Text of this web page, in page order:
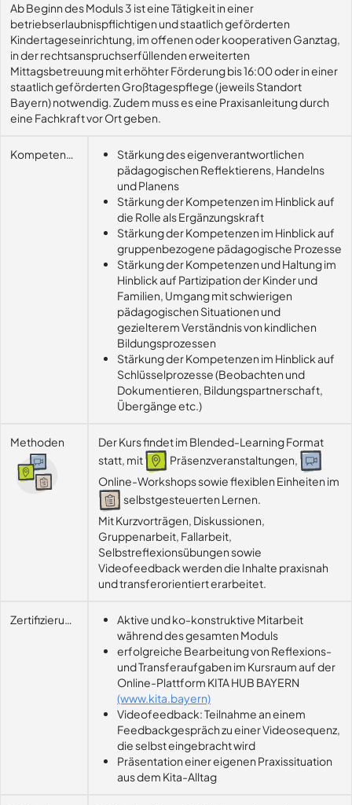
Ab Beginn des Moduls 3 ist eine Tätigkeit in einer
betriebserlaubnispflichtigen und staatlich geförderten
Kindertageseinrichtung, im offenen oder kooperativen Ganztag,
in der rechtsanspruchserfüllenden erweiterten
Mittagsbetreuung mit erhöhter Förderung bis 16:00 oder in einer
staatlich geförderten Großtagespflege (jeweils Standort
Bayern) notwendig. Zudem muss es eine Praxisanleitung durch
eine Fachkraft vor Ort geben.
Kompetenzerwerb
Stärkung des eigenverantwortlichen
pädagogischen Reflektierens, Handelns
und Planens
Stärkung der Kompetenzen im Hinblick auf
die Rolle als Ergänzungskraft
Stärkung der Kompetenzen im Hinblick auf
gruppenbezogene pädagogische Prozesse
Stärkung der Kompetenzen und Haltung im
Hinblick auf Partizipation der Kinder und
Familien, Umgang mit schwierigen
pädagogischen Situationen und
gezielterem Verständnis von kindlichen
Bildungsprozessen
Stärkung der Kompetenzen im Hinblick auf
Schlüsselprozesse (Beobachten und
Dokumentieren, Bildungspartnerschaft,
Übergänge etc.)
Methoden
Der Kurs findet im Blended-Learning Format
statt, mit
Präsenzveranstaltungen,
Online-Workshops sowie flexiblen Einheiten im
selbstgesteuerten Lernen.
Mit Kurzvorträgen, Diskussionen,
Gruppenarbeit, Fallarbeit,
Selbstreflexionsübungen sowie
Videofeedback werden die Inhalte praxisnah
und transferorientiert erarbeitet.
ZertifizierungsvoraussetzungAktive und ko-konstruktive Mitarbeit
während des gesamten Moduls
erfolgreiche Bearbeitung von Reflexions-
und Transferaufgaben im Kursraum auf der
Online-Plattform KITA HUB BAYERN
(www.kita.bayern)
Videofeedback: Teilnahme an einem
Feedbackgespräch zu einer Videosequenz,
die selbst eingebracht wird
Präsentation einer eigenen Praxissituation
aus dem Kita-Alltag